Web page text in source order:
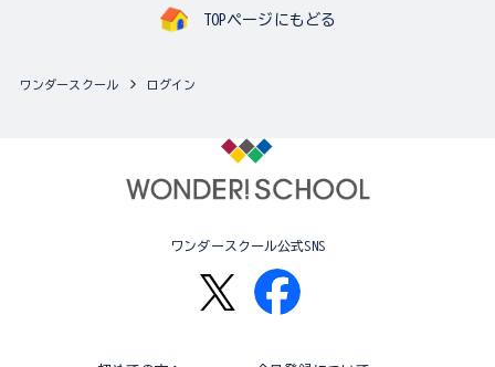
TOPページにもどる
ワンダースクール ログイン
ワンダースクール公式SNS